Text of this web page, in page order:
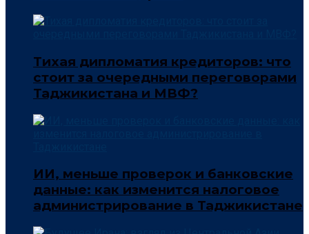
Тихая дипломатия кредиторов: что
стоит за очередными переговорами
Таджикистана и МВФ?
ИИ, меньше проверок и банковские
данные: как изменится налоговое
администрирование в Таджикистане